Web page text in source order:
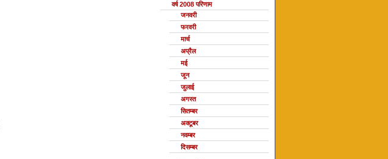
वर्ष 2008 परिणाम
जनवरी
फरवरी
मार्च
अप्रैल
मई
जून
जुलाई
अगस्त
सितम्बर
अक्टूबर
नवम्बर
दिसम्बर